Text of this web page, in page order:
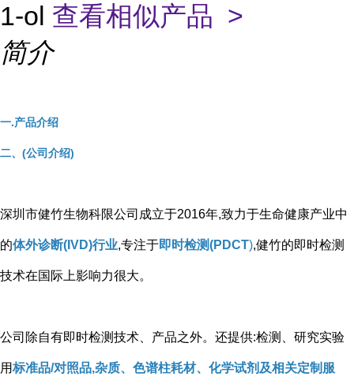
1-ol 查看相似产品 >
简介
一.产品介绍
二、(公司介绍)
深圳市健竹生物科限公司成立于2016年,致力于生命健康产业中
的体外诊断(IVD)行业,专注于即时检测(PDCT),健竹的即时检测
技术在国际上影响力很大。
公司除自有即时检测技术、产品之外。还提供:检测、研究实验
用标准品/对照品,杂质、色谱柱耗材、化学试剂及相关定制服